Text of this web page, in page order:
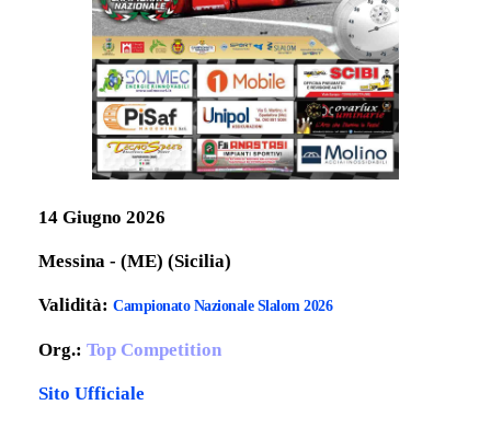
14 Giugno 2026
Messina - (ME) (Sicilia)
Validità: Campionato Nazionale Slalom 2026
Org.: Top Competition
Sito Ufficiale